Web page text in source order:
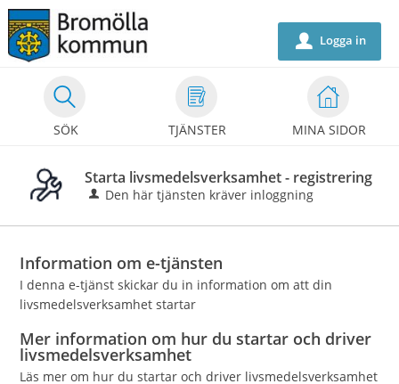
Välkommen
till
självservice
Bromölla
kommun
SÖK TJÄNSTER MINA SIDOR
u Logga in
Starta livsmedelsverksamhet - registrering
Den här tjänsten kräver inloggning
Information om e-tjänsten
I denna e-tjänst skickar du in information om att din
livsmedelsverksamhet startar
Mer information om hur du startar och driver
livsmedelsverksamhet
Läs mer om hur du startar och driver livsmedelsverksamhet